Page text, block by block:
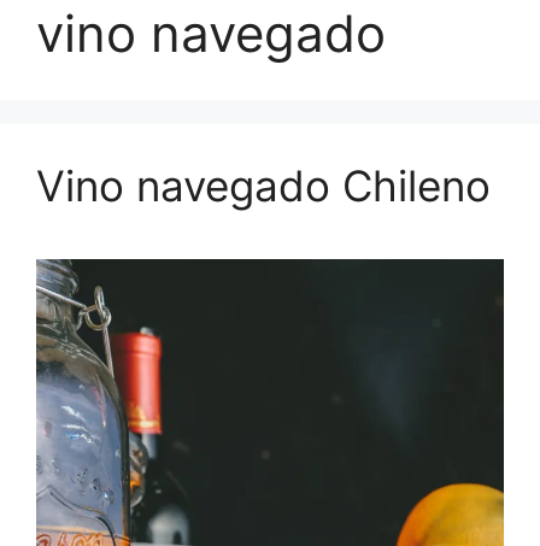
vino navegado
Vino navegado Chileno